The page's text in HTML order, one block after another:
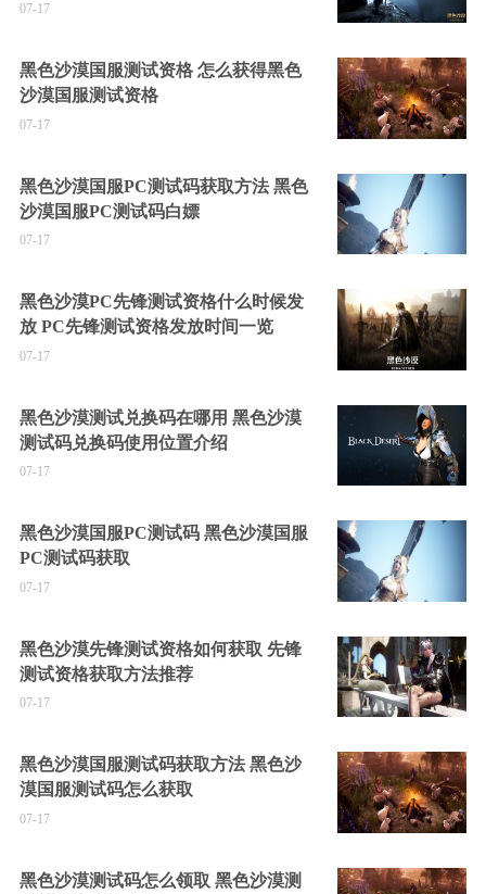
07-17
黑色沙漠国服测试资格 怎么获得黑色
沙漠国服测试资格
07-17
黑色沙漠国服PC测试码获取方法 黑色
沙漠国服PC测试码白嫖
07-17
黑色沙漠PC先锋测试资格什么时候发
放 PC先锋测试资格发放时间一览
07-17
黑色沙漠测试兑换码在哪用 黑色沙漠
测试码兑换码使用位置介绍
07-17
黑色沙漠国服PC测试码 黑色沙漠国服
PC测试码获取
07-17
黑色沙漠先锋测试资格如何获取 先锋
测试资格获取方法推荐
07-17
黑色沙漠国服测试码获取方法 黑色沙
漠国服测试码怎么获取
07-17
黑色沙漠测试码怎么领取 黑色沙漠测